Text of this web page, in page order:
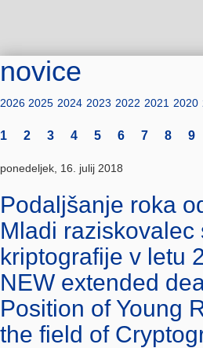
novice
2026 2025 2024 2023 2022 2021 2020
1 2 3 4 5 6 7 8 9
ponedeljek, 16. julij 2018
Podaljšanje roka
Mladi raziskovalec
kriptografije v letu
NEW extended
Position of Young
the field of